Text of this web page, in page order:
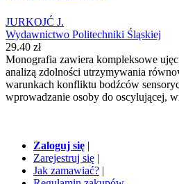
JURKOJĆ J.
Wydawnictwo Politechniki Śląskiej
29.40 zł
Monografia zawiera kompleksowe
analizą zdolności utrzymywania
warunkach konfliktu bodźców
wprowadzanie osoby do oscylującej,
Zaloguj się |
Zarejestruj się |
Jak zamawiać? |